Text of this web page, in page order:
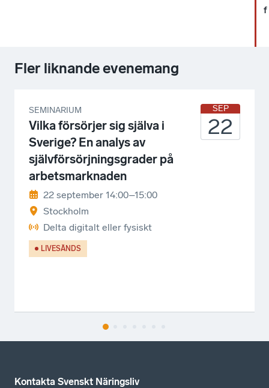
f
Fler liknande evenemang
SEMINARIUM
Vilka försörjer sig själva i
Sverige? En analys av
självförsörjningsgrader på
arbetsmarknaden
22 september 14:00–15:00
Stockholm
Delta digitalt eller fysiskt
LIVESÄNDS
SEP
22
Kontakta Svenskt Näringsliv